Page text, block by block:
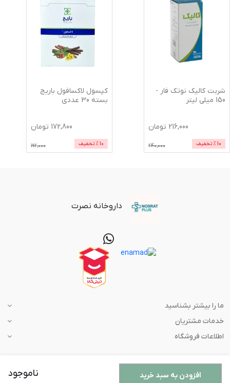
افزودن به سبد خرید ناموجود
شربت کالیک نوتک فار -
150 میلی لیتر
216,000 تومان
10 % تخفیف 240,000
کپسول لاکسافول باریج
بسته 30 عددی
172,800 تومان
10 % تخفیف 192,000
داروخانه نصرت
ما را بیشتر بشناسید
خدمات مشتریان
اطلاعات فروشگاه